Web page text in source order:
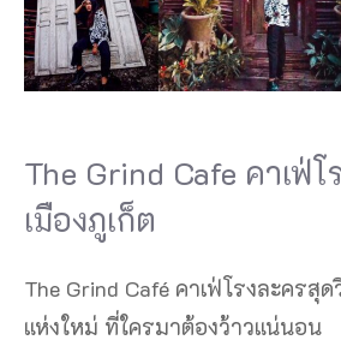
The Grind Cafe คาเฟ่
เมืองภูเก็ต
The Grind Café คาเฟ่โรงละครสุ
แห่งใหม่ ที่ใครมาต้องว้าวแน่นอน